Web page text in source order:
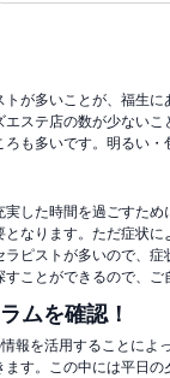
が多いことが、福生
ステ店の数が少ない
も多いです。明るい
した時間を過ごすた
なります。ただ症状
ピストが多いので、
ことができるので、
ムを確認！
報を活用することに
す。この中には平日